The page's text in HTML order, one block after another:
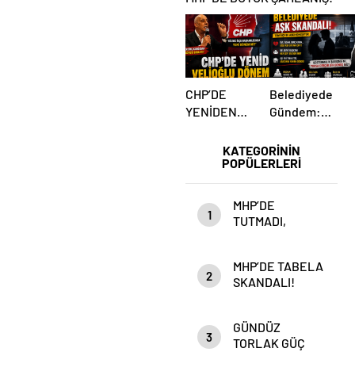
KATEGORİNİN
POPÜLERLERİ
1
MHP’DE
TUTMADI,
2
MHP’DE TABELA
SKANDALI!
3
GÜNDÜZ
TORLAK GÜÇ
CHP’DE
YENİDEN
DÖNEMİ Mİ?
Belediyede
Gündem:
İddiaları